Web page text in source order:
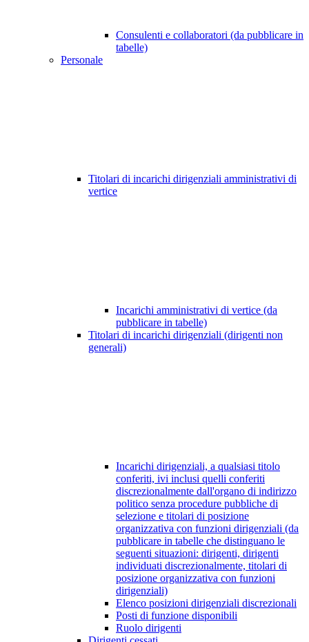
Consulenti e collaboratori (da pubblicare in
tabelle)
Personale
Titolari di incarichi dirigenziali amministrativi di
vertice
Incarichi amministrativi di vertice (da
pubblicare in tabelle)
Titolari di incarichi dirigenziali (dirigenti non
generali)
Incarichi dirigenziali, a qualsiasi titolo
conferiti, ivi inclusi quelli conferiti
discrezionalmente dall'organo di indirizzo
politico senza procedure pubbliche di
selezione e titolari di posizione
organizzativa con funzioni dirigenziali (da
pubblicare in tabelle che distinguano le
seguenti situazioni: dirigenti, dirigenti
individuati discrezionalmente, titolari di
posizione organizzativa con funzioni
dirigenziali)
Elenco posizioni dirigenziali discrezionali
Posti di funzione disponibili
Ruolo dirigenti